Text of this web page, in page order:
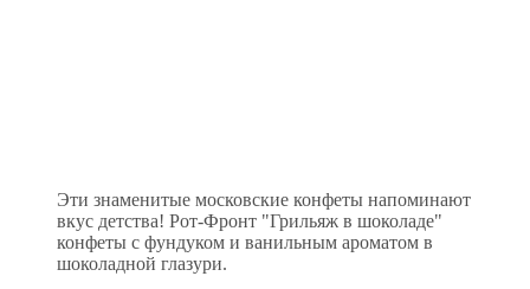
Эти знаменитые московские конфеты напоминают
вкус детства! Рот-Фронт "Грильяж в шоколаде"
конфеты с фундуком и ванильным ароматом в
шоколадной глазури.